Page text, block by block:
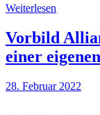
Weiterlesen
Vorbild
einer
28. Februar 2022